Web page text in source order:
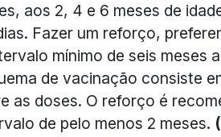
aos 2, 4 e 6 meses de
Fazer um reforço,
mínimo de seis meses
de vacinação consiste
as doses. O reforço é
de pelo menos 2 meses.